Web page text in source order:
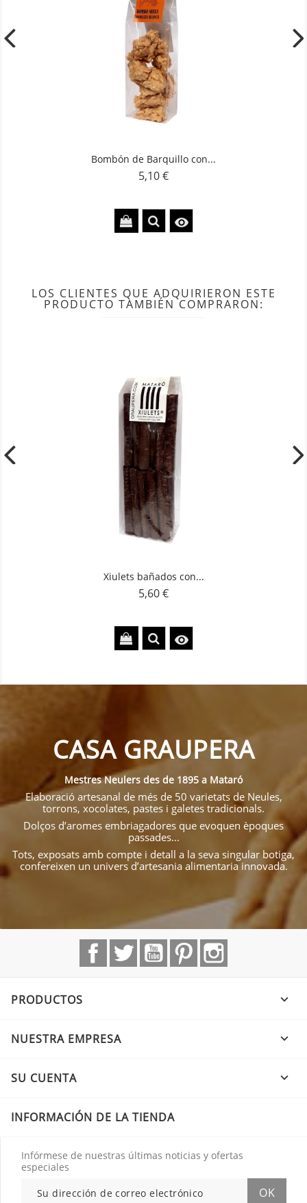
Bombón de Barquillo con...
Precio
5,10 €

LOS CLIENTES QUE ADQUIRIERON ESTE
PRODUCTO TAMBIÉN COMPRARON:
Xiulets bañados con...
Precio
5,60 €

CASA GRAUPERA
Mestres Neulers des de 1895 a Mataró
Elaboració artesanal de més de 50 varietats de Neules,
torrons, xocolates, pastes i galetes tradicionals.
Dolços d’aromes embriagadores que evoquen èpoques
passades...
Tots, exposats amb compte i detall a la seva singular botiga,
confereixen un univers d’artesania alimentaria innovada.
FacebookTwitter YouTubePinterest
PRODUCTOS 
NUESTRA EMPRESA 
SU CUENTA 
INFORMACIÓN DE LA TIENDA
Infórmese de nuestras últimas noticias y ofertas
especiales